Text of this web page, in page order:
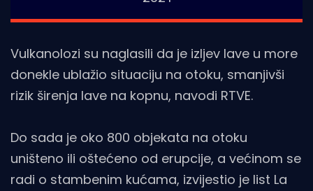
Vulkanolozi su naglasili da je izljev lave u more
donekle ublažio situaciju na otoku, smanjivši
rizik širenja lave na kopnu, navodi RTVE.
Do sada je oko 800 objekata na otoku
uništeno ili oštećeno od erupcije, a većinom se
radi o stambenim kućama, izvijestio je list La